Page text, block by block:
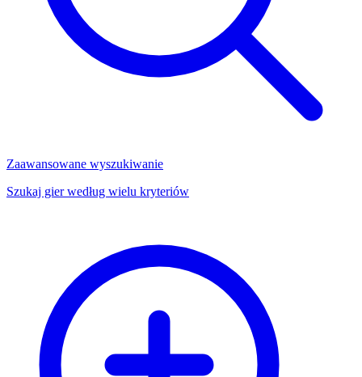
Zaawansowane wyszukiwanie
Szukaj gier według wielu kryteriów